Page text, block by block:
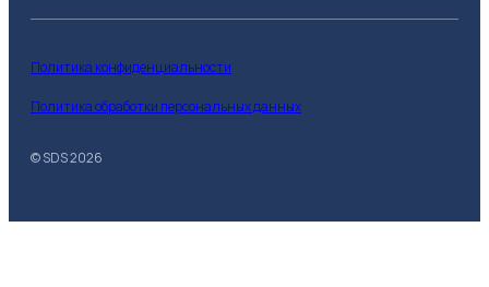
© SDS2026
Политика конфиденциальности
Политика обработки персональных данных